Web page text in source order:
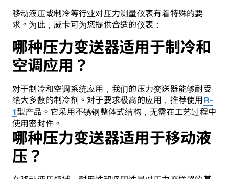
移动液压或制冷等行业对压力测量仪表有着特殊的要
求。为此，威卡可为您提供合适的仪表：
哪种压力变送器适用于制冷和
空调应用？
对于制冷和空调系统应用，我们的压力变送器能够耐受
绝大多数的制冷剂。对于要求极高的应用，推荐使用R-
1型产品。它采用不锈钢整体式结构，无需在工艺过程中
使用密封件。
哪种压力变送器适用于移动液
压？